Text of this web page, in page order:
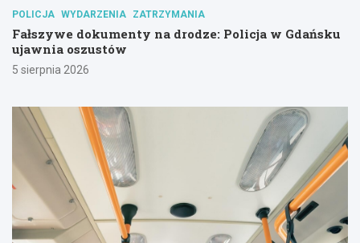
POLICJA WYDARZENIA ZATRZYMANIA
Fałszywe dokumenty na drodze: Policja w Gdańsku
ujawnia oszustów
5 sierpnia 2026